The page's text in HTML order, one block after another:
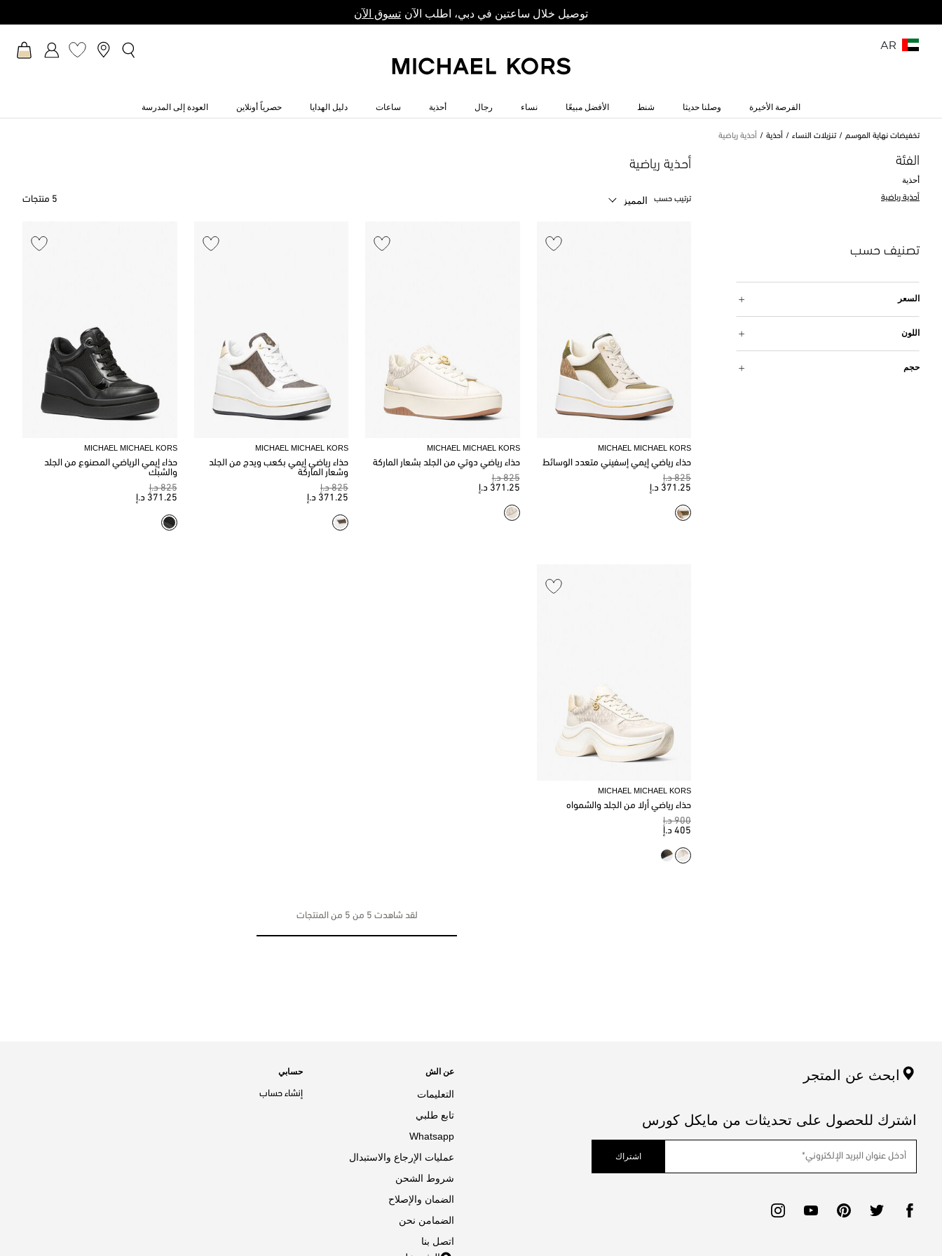
توصيل خلال ساعتين في دبي، اطلب الآن تسوق الآن
AR
الفرصة الأخيرة وصلنا حديثا شنط الأفضل مبيعًا نساء رجال أحذية ساعات دليل الهدايا حصرياً أونلاين العودة إلى المدرسة
تخفيضات نهاية الموسم تنزيلات النساء أحذية أحذية رياضية
الفئة
أحذية
أحذية رياضية
تصنيف حسب
السعر
اللون
حجم
أحذية رياضية
ترتيب حسب المميز 5 منتجات
MICHAEL MICHAEL KORS
حذاء رياضي إيمي إسفيني متعدد الوسائط
825 د.إ
371.25 د.إ
MICHAEL MICHAEL KORS
حذاء رياضي دوتي من الجلد بشعار الماركة
825 د.إ
371.25 د.إ
MICHAEL MICHAEL KORS
حذاء رياضي إيمي بكعب ويدج من الجلد
وشعار الماركة
825 د.إ
371.25 د.إ
MICHAEL MICHAEL KORS
حذاء إيمي الرياضي المصنوع من الجلد
والشبك
825 د.إ
371.25 د.إ
MICHAEL MICHAEL KORS
حذاء رياضي أرلا من الجلد والشمواه
900 د.إ
405 د.إ
لقد شاهدت 5 من 5 من المنتجات
ابحث عن المتجر
اشترك للحصول على تحديثات من مايكل كورس
اشتراك
عن الش
التعليمات
تابع طلبي
Whatsapp
عمليات الإرجاع والاستبدال
شروط الشحن
الضمان والإصلاح
الضمامن نحن
اتصل بنا
حسابي
إنشاء حساب